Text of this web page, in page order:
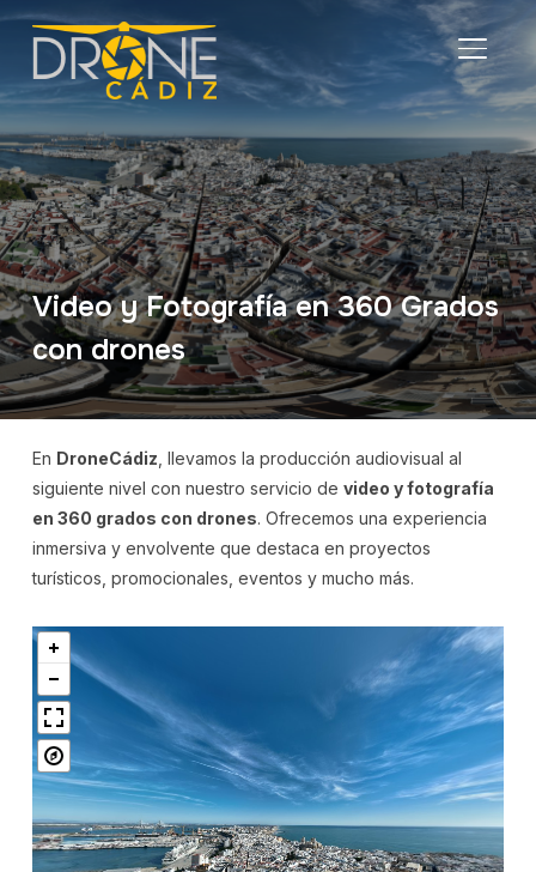
Video y Fotografía en 360 Grados
con drones
En DroneCádiz , llevamos la producción audiovisual al
siguiente nivel con nuestro servicio de video y fotografía
en 360 grados con drones. Ofrecemos una experiencia
inmersiva y envolvente que destaca en proyectos
turísticos, promocionales, eventos y mucho más.